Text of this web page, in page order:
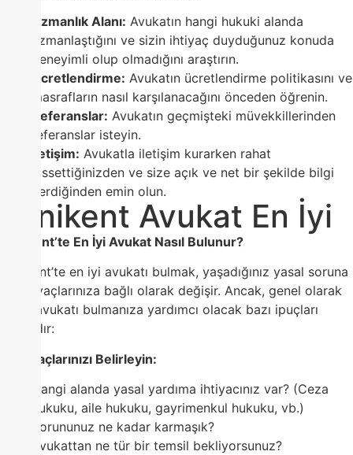
Uzmanlık Alanı: Avukatın hangi hukuki alanda
uzmanlaştığını ve sizin ihtiyaç duyduğunuz konuda
deneyimli olup olmadığını araştırın.
Ücretlendirme: Avukatın ücretlendirme politikasını ve
masrafların nasıl karşılanacağını önceden öğrenin.
Referanslar: Avukatın geçmişteki müvekkillerinden
referanslar isteyin.
İletişim: Avukatla iletişim kurarken rahat
hissettiğinizden ve size açık ve net bir şekilde bilgi
verdiğinden emin olun.
Yenikent Avukat En İyi
Yenikent’te En İyi Avukat Nasıl Bulunur?
Yenikent’te en iyi avukatı bulmak, yaşadığınız yasal soruna
ve ihtiyaçlarınıza bağlı olarak değişir. Ancak, genel olarak
en iyi avukatı bulmanıza yardımcı olacak bazı ipuçları
şunlardır:
1. İhtiyaçlarınızı Belirleyin:
Hangi alanda yasal yardıma ihtiyacınız var? (Ceza
hukuku, aile hukuku, gayrimenkul hukuku, vb.)
Sorununuz ne kadar karmaşık?
Avukattan ne tür bir temsil bekliyorsunuz?